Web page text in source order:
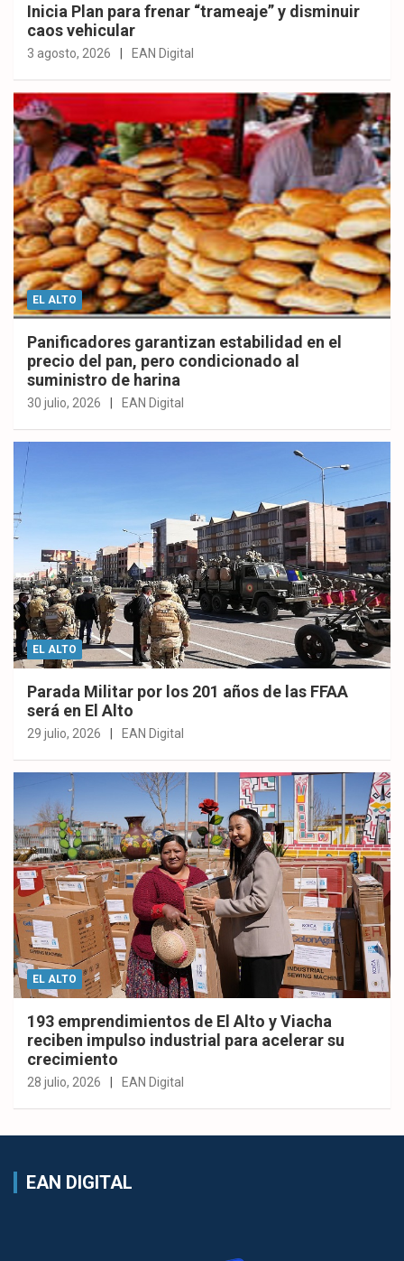
Inicia Plan para frenar “trameaje” y disminuir
caos vehicular
3 agosto, 2026 EAN Digital
EL ALTO
Panificadores garantizan estabilidad en el
precio del pan, pero condicionado al
suministro de harina
30 julio, 2026 EAN Digital
EL ALTO
Parada Militar por los 201 años de las FFAA
será en El Alto
29 julio, 2026 EAN Digital
EL ALTO
193 emprendimientos de El Alto y Viacha
reciben impulso industrial para acelerar su
crecimiento
28 julio, 2026 EAN Digital
EAN DIGITAL